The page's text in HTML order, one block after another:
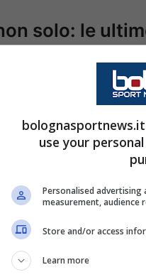
solo: le
riguarda il pieno
l’intera seduta di
inequivocabile
fondamentale non
trenta metri.
come gestire il
sembrano essere
use your
Personalised
measurement, audience
Store and/or access
Learn more